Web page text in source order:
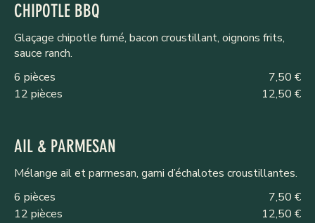
CHIPOTLE BBQ
Glaçage chipotle fumé, bacon croustillant, oignons frits,
sauce ranch.
6 pièces
7,50 €
12 pièces
12,50 €
AIL & PARMESAN
Mélange ail et parmesan, garni d’échalotes croustillantes.
6 pièces
7,50 €
12 pièces
12,50 €